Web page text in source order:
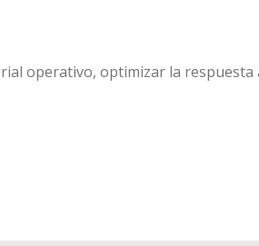
operativo, optimizar la respuesta